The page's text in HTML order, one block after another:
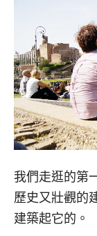
我們走逛的第
歷史又壯觀的
建築起它的。